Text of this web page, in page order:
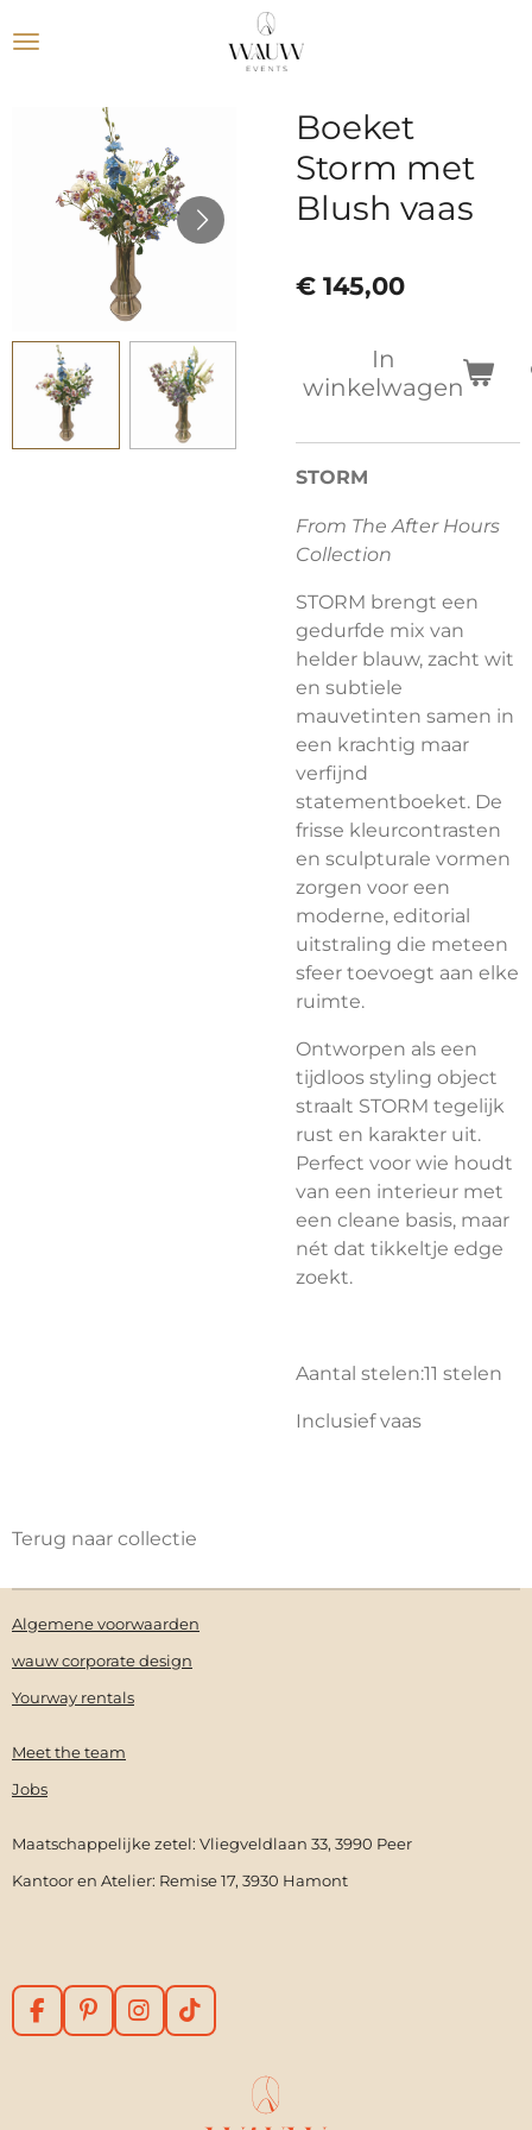
direct
hoofdinhoud
Boeket
Storm met
Blush vaas
€ 145,00
In
winkelwagen
STORM
From The After Hours
Collection
STORM brengt een
gedurfde mix van
helder blauw, zacht wit
en subtiele
mauvetinten samen in
een krachtig maar
verfijnd
statementboeket. De
frisse kleurcontrasten
en sculpturale vormen
zorgen voor een
moderne, editorial
uitstraling die meteen
sfeer toevoegt aan elke
ruimte.
Ontworpen als een
tijdloos styling object
straalt STORM tegelijk
rust en karakter uit.
Perfect voor wie houdt
van een interieur met
een cleane basis, maar
nét dat tikkeltje edge
zoekt.
Aantal stelen:11 stelen
Inclusief vaas
Terug naar collectie
Algemene voorwaarden
wauw corporate design
Yourway rentals
Meet the team
Jobs
Maatschappelijke zetel: Vliegveldlaan 33, 3990 Peer
Kantoor en Atelier: Remise 17, 3930 Hamont
F
a
P
i
I
n
T
i